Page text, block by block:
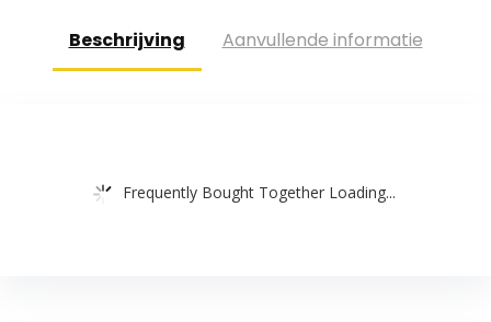
Beschrijving Aanvullende informatie
Frequently Bought Together Loading...